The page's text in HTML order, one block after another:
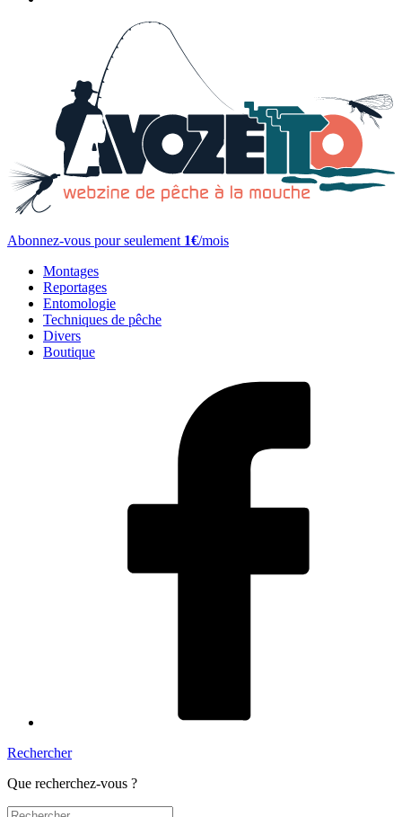
Abonnez-vous pour seulement 1€/mois
Montages
Reportages
Entomologie
Techniques de pêche
Divers
Boutique
Rechercher
Que recherchez-vous ?